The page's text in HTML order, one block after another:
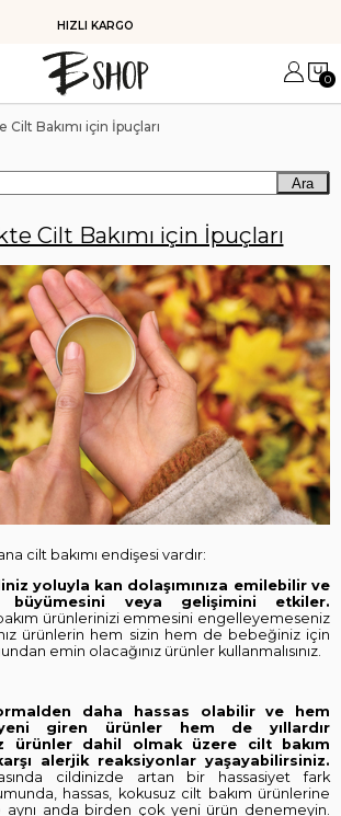
HIZLI KARGO
0
Cilt Bakımı için İpuçları
Ara
Cilt Bakımı için İpuçları
cilt bakımı endişesi vardır:
yoluyla kan dolaşımınıza emilebilir ve
büyümesini veya gelişimini etkiler.
ürünlerinizi emmesini engelleyemeseniz
ürünlerin hem sizin hem de bebeğiniz için
emin olacağınız ürünler kullanmalısınız.
daha hassas olabilir ve hem
giren ürünler hem de yıllardır
ürünler dahil olmak üzere cilt bakım
alerjik reaksiyonlar yaşayabilirsiniz.
cildinizde artan bir hassasiyet fark
hassas, kokusuz cilt bakım ürünlerine
aynı anda birden çok yeni ürün denemeyin.